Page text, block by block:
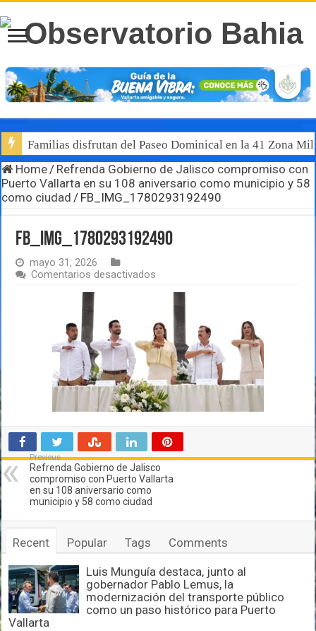
Familias disfrutan del Paseo Dominical en la 41 Zona
Home/ Refrenda Gobierno de Jalisco compromiso con
Puerto Vallarta en su 108 aniversario como municipio y 58
como ciudad / FB_IMG_1780293192490
FB_IMG_1780293192490
mayo 31, 2026
Comentarios desactivados
Previous
Refrenda Gobierno de Jalisco
compromiso con Puerto Vallarta
en su 108 aniversario como
municipio y 58 como ciudad
Recent Popular Tags Comments
Luis Munguía destaca, junto al
gobernador Pablo Lemus, la
modernización del transporte público
como un paso histórico para Puerto
Vallarta